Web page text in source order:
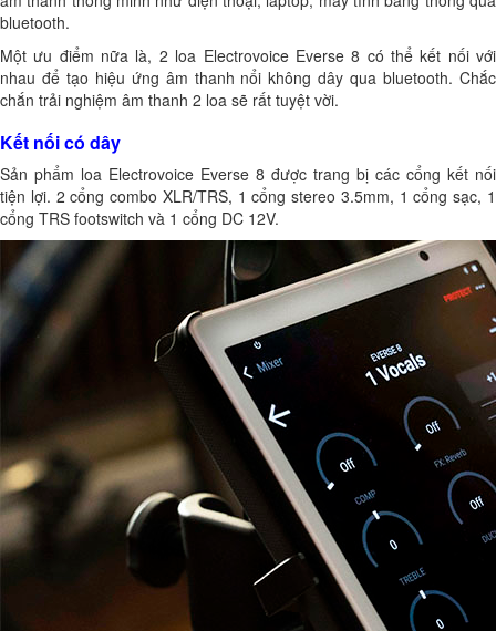
bluetooth.
Một ưu điểm nữa là, 2 loa Electrovoice Everse 8 có thể kết nối với
nhau để tạo hiệu ứng âm thanh nổi không dây qua bluetooth. Chắc
chắn trải nghiệm âm thanh 2 loa sẽ rất tuyệt vời.
Kết nối có dây
Sản phẩm loa Electrovoice Everse 8 được trang bị các cổng kết nối
tiện lợi. 2 cổng combo XLR/TRS, 1 cổng stereo 3.5mm, 1 cổng sạc, 1
cổng TRS footswitch và 1 cổng DC 12V.